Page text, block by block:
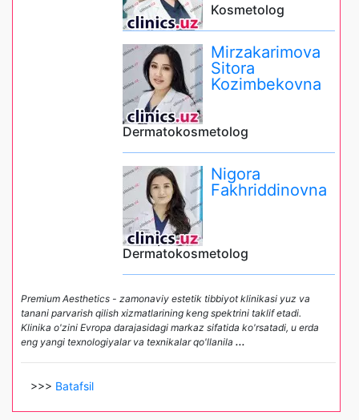
Kosmetolog
Mirzakarimova
Sitora
Kozimbekovna
Dermatokosmetolog
Nigora
Fakhriddinovna
Dermatokosmetolog
Premium Aesthetics - zamonaviy estetik tibbiyot klinikasi yuz va
tanani parvarish qilish xizmatlarining keng spektrini taklif etadi.
Klinika o'zini Evropa darajasidagi markaz sifatida ko'rsatadi, u erda
eng yangi texnologiyalar va texnikalar qo'llanila ...
>>> Batafsil